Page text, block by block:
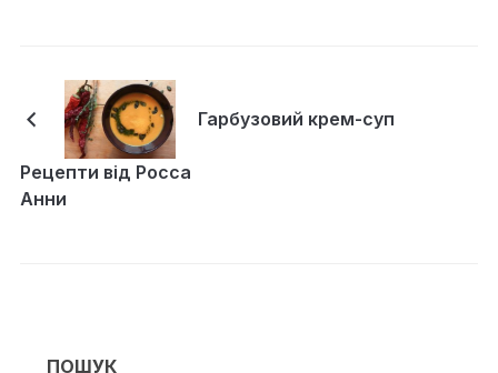
Гарбузовий крем-суп
Рецепти від Росса
Анни
ПОШУК